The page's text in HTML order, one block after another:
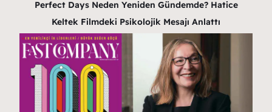
Perfect Days Neden Yeniden Gündemde? Hatice
Keltek Filmdeki Psikolojik Mesajı Anlattı